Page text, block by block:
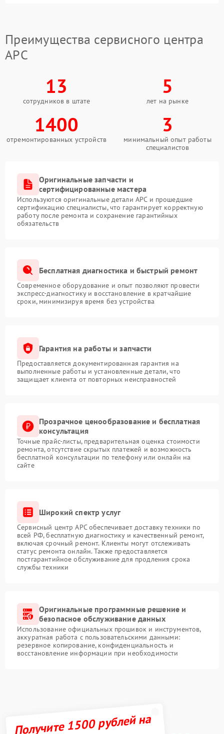
Преимущества сервисного центра
APC
13
сотрудников в штате
5
лет на рынке
1400
отремонтированных устройств
3
минимальный опыт работы
специалистов
Оригинальные запчасти и
сертифицированные мастера
Используются оригинальные детали APC и прошедшие
сертификацию специалисты, что гарантирует корректную
работу после ремонта и сохранение гарантийных
обязательств
Бесплатная диагностика и быстрый ремонт
Современное оборудование и опыт позволяют провести
экспресс-диагностику и восстановление в кратчайшие
сроки, минимизируя время без устройства
Гарантия на работы и запчасти
Предоставляется документированная гарантия на
выполненные работы и установленные детали, что
защищает клиента от повторных неисправностей
Прозрачное ценообразование и бесплатная
консультация
Точные прайс-листы, предварительная оценка стоимости
ремонта, отсутствие скрытых платежей и возможность
бесплатной консультации по телефону или онлайн на
сайте
Широкий спектр услуг
Сервисный центр APC обеспечивает доставку техники по
всей РФ, бесплатную диагностику и качественный ремонт,
включая срочный ремонт. Клиенты могут отслеживать
статус ремонта онлайн. Также предоставляется
постгарантийное обслуживание для продления срока
службы техники
Оригинальные программные решение и
безопасное обслуживание данных
Использование официальных прошивок и инструментов,
аккуратная работа с пользовательскими данными:
резервное копирование, конфиденциальность и
восстановление информации при необходимости
Получите 1500 рублей на